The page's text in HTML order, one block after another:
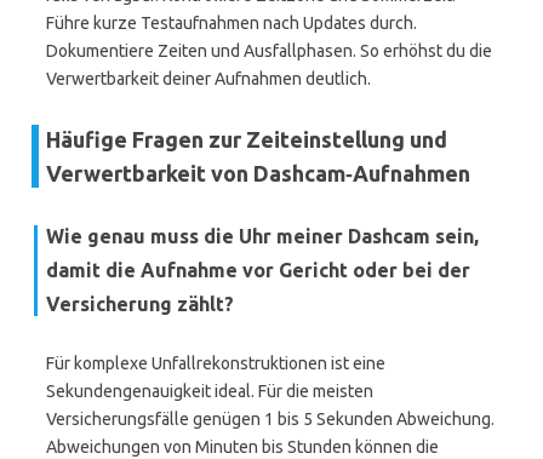
Führe kurze Testaufnahmen nach Updates durch.
Dokumentiere Zeiten und Ausfallphasen. So erhöhst du die
Verwertbarkeit deiner Aufnahmen deutlich.
Häufige Fragen zur Zeiteinstellung und
Verwertbarkeit von Dashcam‑Aufnahmen
Wie genau muss die Uhr meiner Dashcam sein,
damit die Aufnahme vor Gericht oder bei der
Versicherung zählt?
Für komplexe Unfallrekonstruktionen ist eine
Sekundengenauigkeit ideal. Für die meisten
Versicherungsfälle genügen 1 bis 5 Sekunden Abweichung.
Abweichungen von Minuten bis Stunden können die